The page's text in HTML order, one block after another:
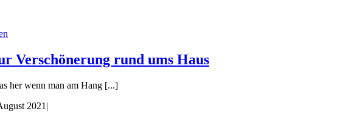
Verschönerung rund ums Haus
her wenn man am Hang [...]
2021 |